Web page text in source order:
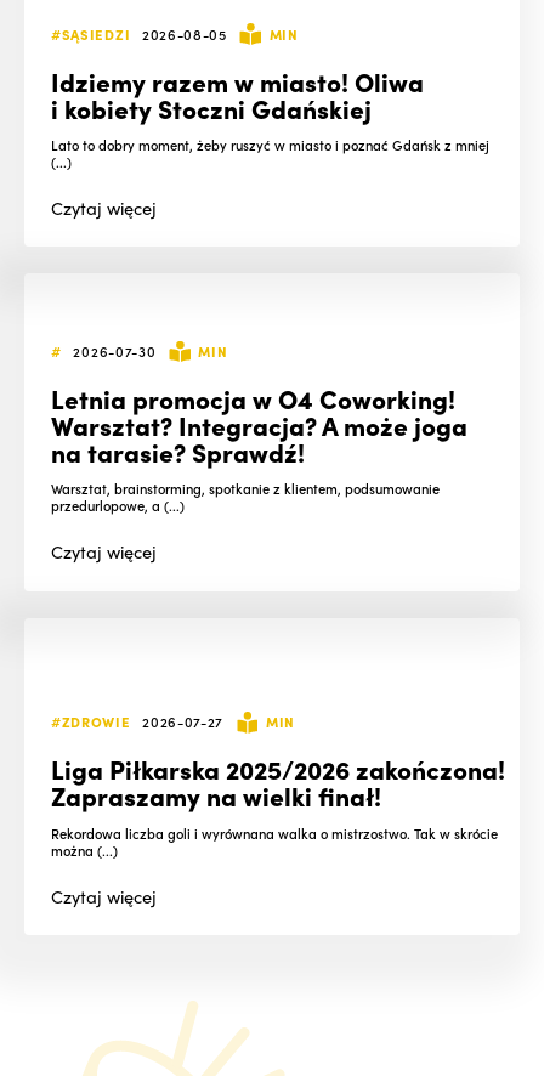
#SĄSIEDZI 2026-08-05 MIN
Idziemy razem w miasto! Oliwa
i kobiety Stoczni Gdańskiej
Lato to dobry moment, żeby ruszyć w miasto i poznać Gdańsk z mniej
(...)
Czytajwięcej
# 2026-07-30 MIN
Letnia promocja w O4 Coworking!
Warsztat? Integracja? A może joga
na tarasie? Sprawdź!
Warsztat, brainstorming, spotkanie z klientem, podsumowanie
przedurlopowe, a (...)
Czytajwięcej
#ZDROWIE 2026-07-27 MIN
Liga Piłkarska 2025/2026 zakończona!
Zapraszamy na wielki finał!
Rekordowa liczba goli i wyrównana walka o mistrzostwo. Tak w skrócie
można (...)
Czytajwięcej